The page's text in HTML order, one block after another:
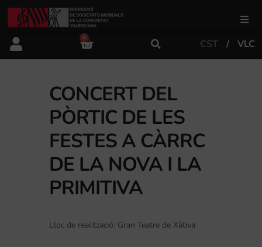
FSMCV
Àrea de gestió
Àrea educativa
Àrea Artística
0
CST VLC
CONCERT DEL
PÒRTIC DE LES
FESTES A CÀRRC
DE LA NOVA I LA
PRIMITIVA
Lloc de realització: Gran Teatre de Xàtiva